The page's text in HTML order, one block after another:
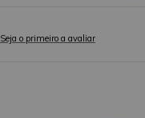
Seja o primeiro a avaliar